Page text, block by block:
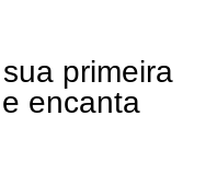
primeira
encanta